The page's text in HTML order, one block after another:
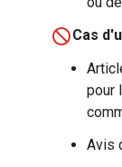
Cas
pour
Avis